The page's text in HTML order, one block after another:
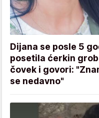
Dijana se posle 5
posetila ćerkin
čovek i govori:
se nedavno"